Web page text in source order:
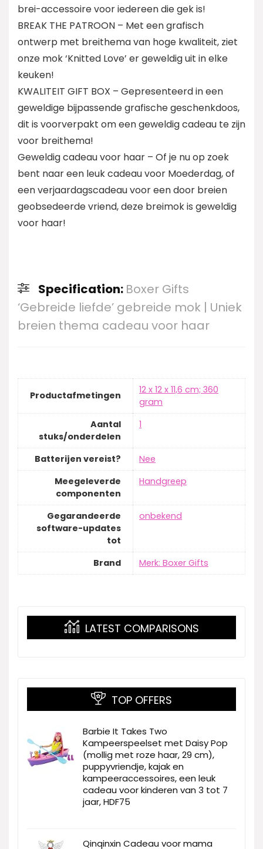
brei-accessoire voor iedereen die gek is!
BREAK THE PATROON – Met een grafisch
ontwerp met breithema van hoge kwaliteit, ziet
onze mok ‘Knitted Love’ er geweldig uit in elke
keuken!
KWALITEIT GIFT BOX – Gepresenteerd in een
geweldige bijpassende grafische geschenkdoos,
dit is voorverpakt om een geweldig cadeau te zijn
voor breithema!
Geweldig cadeau voor haar – Of je nu op zoek
bent naar een leuk cadeau voor Moederdag, of
een verjaardagscadeau voor een door breien
geobsedeerde vriend, deze breimok is geweldig
voor haar!
Specification: Boxer Gifts
‘Gebreide liefde’ gebreide mok | Uniek
breien thema cadeau voor haar
Productafmetingen
‎12 x 12 x 11,6 cm; 360
gram
Aantal
stuks/onderdelen
‎1
Batterijen vereist?
‎Nee
Meegeleverde
componenten
‎Handgreep
Gegarandeerde
software-updates
tot
‎onbekend
Brand Merk: Boxer Gifts
LATEST COMPARISONS
TOP OFFERS
Barbie It Takes Two
Kampeerspeelset met Daisy Pop
(mollig met roze haar, 29 cm),
puppyvriendje, kajak en
kampeeraccessoires, een leuk
cadeau voor kinderen van 3 tot 7
jaar, HDF75
Qinqinxin Cadeau voor mama